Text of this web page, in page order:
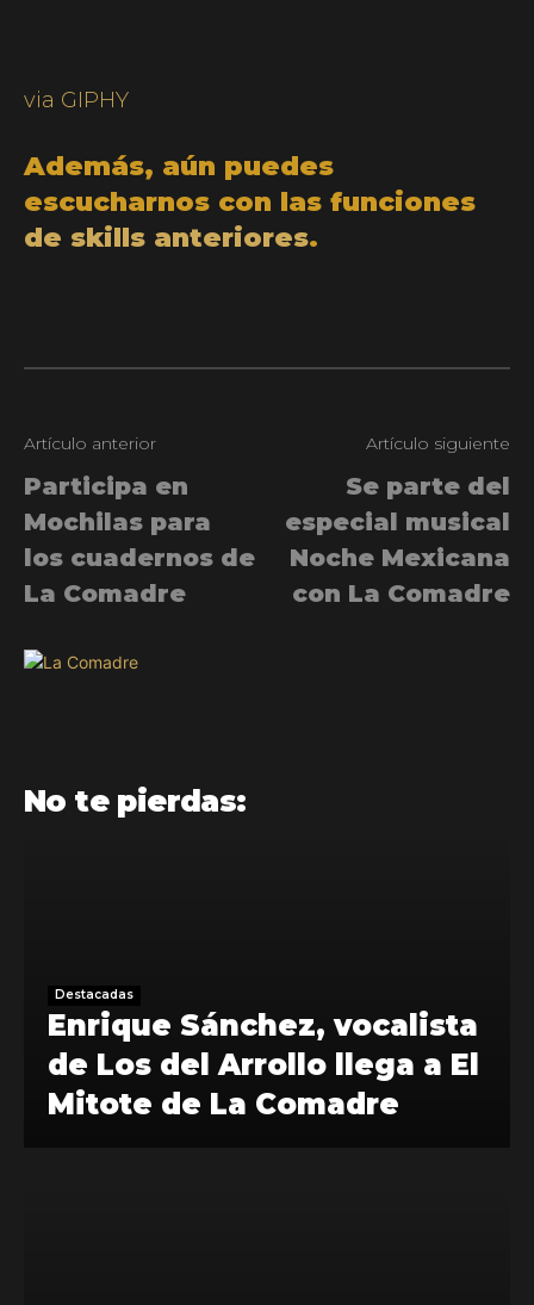
via GIPHY
Además, aún puedes
escucharnos con las funciones
de skills anteriores.
Artículo anterior
Participa en
Mochilas para
los cuadernos de
La Comadre
Artículo siguiente
Se parte del
especial musical
Noche Mexicana
con La Comadre
No te pierdas:
Destacadas
Enrique Sánchez, vocalista
de Los del Arrollo llega a El
Mitote de La Comadre